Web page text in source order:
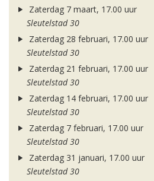
Zaterdag 7 maart, 17.00 uur
Sleutelstad 30
Zaterdag 28 februari, 17.00 uur
Sleutelstad 30
Zaterdag 21 februari, 17.00 uur
Sleutelstad 30
Zaterdag 14 februari, 17.00 uur
Sleutelstad 30
Zaterdag 7 februari, 17.00 uur
Sleutelstad 30
Zaterdag 31 januari, 17.00 uur
Sleutelstad 30